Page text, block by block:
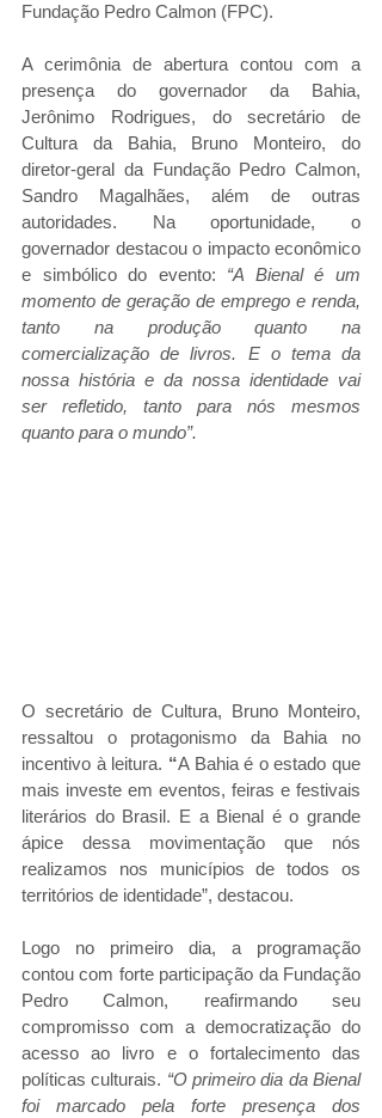
Fundação Pedro Calmon (FPC).
A cerimônia de abertura contou com a
presença do governador da Bahia,
Jerônimo Rodrigues, do secretário de
Cultura da Bahia, Bruno Monteiro, do
diretor-geral da Fundação Pedro Calmon,
Sandro Magalhães, além de outras
autoridades. Na oportunidade, o
governador destacou o impacto econômico
e simbólico do evento: “A Bienal é um
momento de geração de emprego e renda,
tanto na produção quanto na
comercialização de livros. E o tema da
nossa história e da nossa identidade vai
ser refletido, tanto para nós mesmos
quanto para o mundo”.
O secretário de Cultura, Bruno Monteiro,
ressaltou o protagonismo da Bahia no
incentivo à leitura. “A Bahia é o estado que
mais investe em eventos, feiras e festivais
literários do Brasil. E a Bienal é o grande
ápice dessa movimentação que nós
realizamos nos municípios de todos os
territórios de identidade”, destacou.
Logo no primeiro dia, a programação
contou com forte participação da Fundação
Pedro Calmon, reafirmando seu
compromisso com a democratização do
acesso ao livro e o fortalecimento das
políticas culturais. “O primeiro dia da Bienal
foi marcado pela forte presença dos